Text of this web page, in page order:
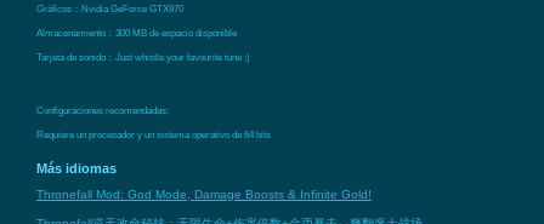
Gráficos：Nvidia GeForce GTX970
Almacenamiento：300 MB de espacio disponible
Tarjeta de sonido：Just whistle your favourite tune :)
Configuraciones recomendadas:
Requiere un procesador y un sistema operativo de 64 bits
Más idiomas
Thronefall Mod: God Mode, Damage Boosts & Infinite Gold!